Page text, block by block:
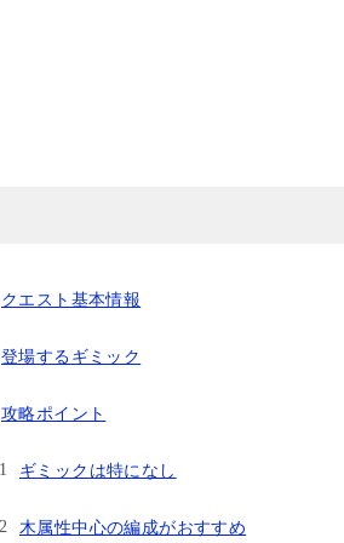
クエスト基本情報
登場するギミック
攻略ポイント
ギミックは特になし
木属性中心の編成がおすすめ